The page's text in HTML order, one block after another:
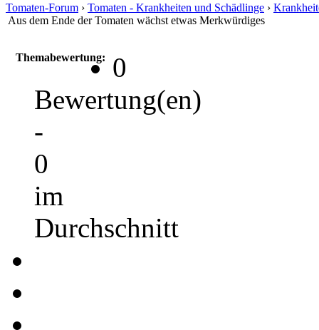
Tomaten-Forum › Tomaten - Krankheiten und Schädlinge ›
Aus dem Ende der Tomaten wächst etwas Merkwürdiges
Themabewertung:
0
Bewertung(en)
-
0
im
Durchschnitt